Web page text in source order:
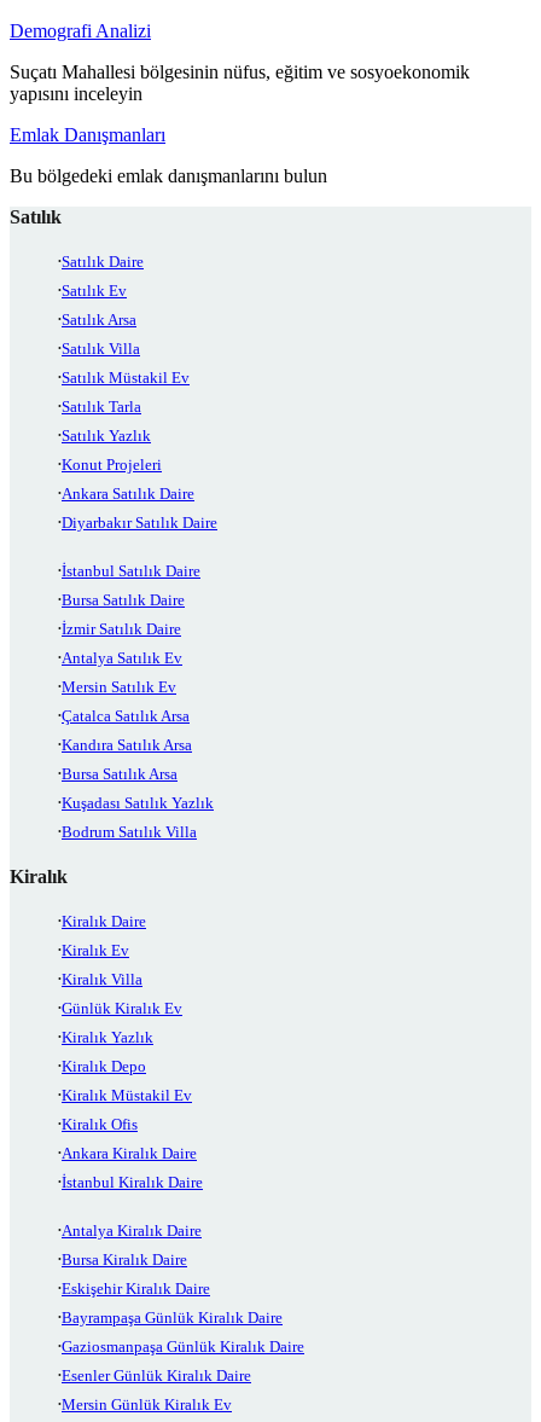
Demografi Analizi
Suçatı Mahallesi bölgesinin nüfus, eğitim ve sosyoekonomik
yapısını inceleyin
Emlak Danışmanları
Bu bölgedeki emlak danışmanlarını bulun
Satılık
Satılık Daire
Satılık Ev
Satılık Arsa
Satılık Villa
Satılık Müstakil Ev
Satılık Tarla
Satılık Yazlık
Konut Projeleri
Ankara Satılık Daire
Diyarbakır Satılık Daire
İstanbul Satılık Daire
Bursa Satılık Daire
İzmir Satılık Daire
Antalya Satılık Ev
Mersin Satılık Ev
Çatalca Satılık Arsa
Kandıra Satılık Arsa
Bursa Satılık Arsa
Kuşadası Satılık Yazlık
Bodrum Satılık Villa
Kiralık
Kiralık Daire
Kiralık Ev
Kiralık Villa
Günlük Kiralık Ev
Kiralık Yazlık
Kiralık Depo
Kiralık Müstakil Ev
Kiralık Ofis
Ankara Kiralık Daire
İstanbul Kiralık Daire
Antalya Kiralık Daire
Bursa Kiralık Daire
Eskişehir Kiralık Daire
Bayrampaşa Günlük Kiralık Daire
Gaziosmanpaşa Günlük Kiralık Daire
Esenler Günlük Kiralık Daire
Mersin Günlük Kiralık Ev